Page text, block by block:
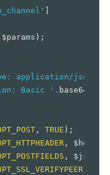
$params );
application/
Basic ' .
, TRUE );
, $header
,